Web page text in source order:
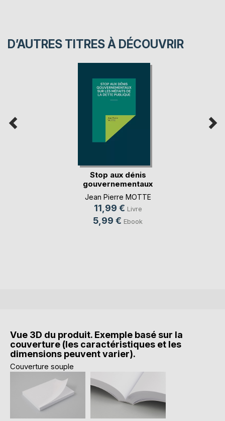
D’AUTRES TITRES À DÉCOUVRIR
Stop aux dénis
gouvernementaux
sur(...)
Jean Pierre MOTTE
11,99 € Livre
5,99 € Ebook
Vue 3D du produit. Exemple basé sur la
couverture (les caractéristiques et les
dimensions peuvent varier).
Couverture souple